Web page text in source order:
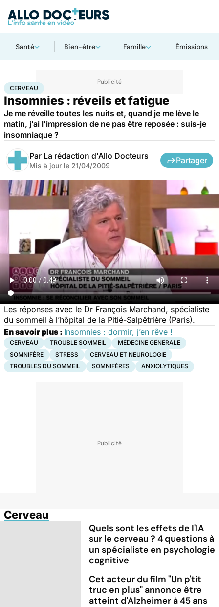
Santé Bien-être Famille Émissions
AccueilSanté Maladies neurologiques
CERVEAU
Insomnies : réveils et fatigue
Je me réveille toutes les nuits et, quand je me lève le
matin, j’ai l’impression de ne pas être reposée : suis-je
insomniaque ?
Par La rédaction d'Allo Docteurs
Mis à jour le 21/04/2009
Partager
Les réponses avec le Dr François Marchand, spécialiste
du sommeil à l’hôpital de la Pitié-Salpêtrière (Paris).
En savoir plus : Insomnies : dormir, j’en rêve !
CERVEAU TROUBLE SOMMEIL
MÉDECINE GÉNÉRALE
SOMNIFÈRE
STRESS
CERVEAU ET NEUROLOGIE
TROUBLES DU SOMMEIL
SOMNIFÈRES ANXIOLYTIQUES
Cerveau
Quels sont les effets de l'IA
sur le cerveau ? 4 questions à
un spécialiste en psychologie
cognitive
Cet acteur du film "Un p'tit
truc en plus" annonce être
atteint d'Alzheimer à 45 ans